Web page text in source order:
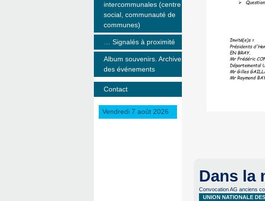
Dans la
Convocation AG anciens
UNION NATIONALE
intercommunales (centre
social, communauté de
communes)
… Signalés à proximité
Album souvenirs. Archive
des événements
Contact
Vendredi 7 août 2026